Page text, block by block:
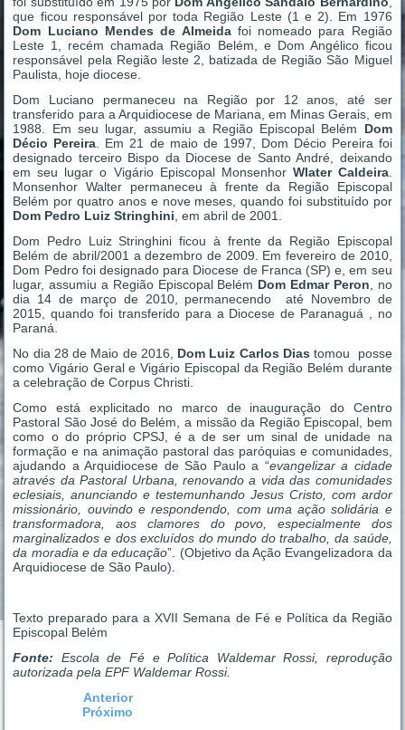
que ficou responsável por toda Região Leste (1 e 2). Em 1976
Dom Luciano Mendes de Almeidafoi nomeado para Região
Leste 1, recém chamada Região Belém, e Dom Angélico ficou
responsável pela Região leste 2, batizada de Região São Miguel
Paulista, hoje diocese.
Dom Luciano permaneceu na Região por 12 anos, até ser
transferido para a Arquidiocese de Mariana, em Minas Gerais, em
1988. Em seu lugar, assumiu a Região Episcopal Belém Dom
Décio Pereira . Em 21 de maio de 1997, Dom Décio Pereira foi
designado terceiro Bispo da Diocese de Santo André, deixando
em seu lugar o Vigário Episcopal Monsenhor Wlater Caldeira.
Monsenhor Walter permaneceu à frente da Região Episcopal
Belém por quatro anos e nove meses, quando foi substituído por
Dom Pedro Luiz Stringhini , em abril de 2001.
Dom Pedro Luiz Stringhini ficou à frente da Região Episcopal
Belém de abril/2001 a dezembro de 2009. Em fevereiro de 2010,
Dom Pedro foi designado para Diocese de Franca (SP) e, em seu
lugar, assumiu a Região Episcopal Belém Dom Edmar Peron , no
dia 14 de março de 2010, permanecendo até Novembro de
2015, quando foi transferido para a Diocese de Paranaguá , no
Paraná.
No dia 28 de Maio de 2016, Dom Luiz Carlos Dias tomou posse
como Vigário Geral e Vigário Episcopal da Região Belém durante
a celebração de Corpus Christi.
Como está explicitado no marco de inauguração do Centro
Pastoral São José do Belém, a missão da Região Episcopal, bem
como o do próprio CPSJ, é a de ser um sinal de unidade na
formação e na animação pastoral das paróquias e comunidades,
ajudando a Arquidiocese de São Paulo a “evangelizar a cidade
através da Pastoral Urbana, renovando a vida das comunidades
eclesiais, anunciando e testemunhando Jesus Cristo, com ardor
missionário, ouvindo e respondendo, com uma ação solidária e
transformadora, aos clamores do povo, especialmente dos
marginalizados e dos excluídos do mundo do trabalho, da saúde,
da moradia e da educação”. (Objetivo da Ação Evangelizadora da
Arquidiocese de São Paulo).
Texto preparado para a XVII Semana de Fé e Política da Região
Episcopal Belém
Fonte: Escola de Fé e Política Waldemar Rossi, reprodução
autorizada pela EPF Waldemar Rossi.
Anterior
Próximo